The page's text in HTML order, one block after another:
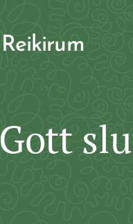
Reikirum
Gott